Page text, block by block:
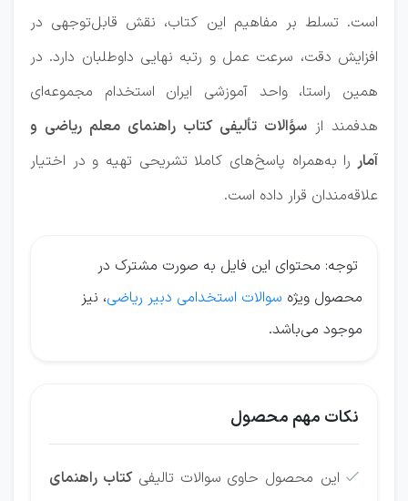
است. تسلط بر مفاهیم این کتاب، نقش قابل‌توجهی در
افزایش دقت، سرعت عمل و رتبه نهایی داوطلبان دارد. در
همین راستا، واحد آموزشی ایران استخدام مجموعه‌ای
هدفمند از سؤالات تألیفی کتاب راهنمای معلم ریاضی و
آمار را به‌همراه پاسخ‌های کاملا تشریحی تهیه و در اختیار
علاقه‌مندان قرار داده است.
توجه: محتوای این فایل به صورت مشترک در
محصول ویژه سوالات استخدامی دبیر ریاضی، نیز
موجود می‌باشد.
نکات مهم محصول
 این محصول حاوی سوالات تالیفی کتاب راهنمای